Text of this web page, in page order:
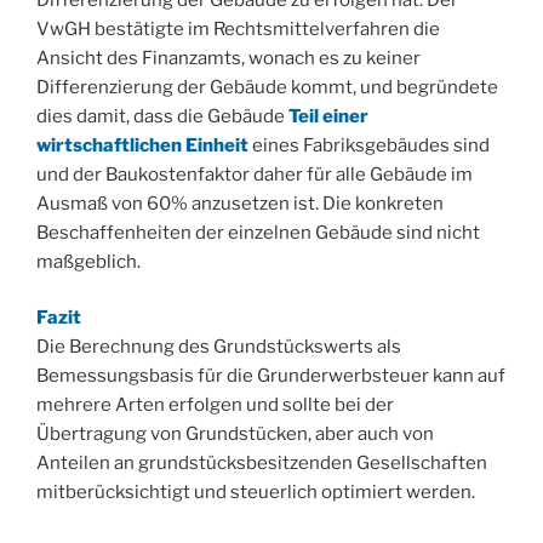
VwGH bestätigte im Rechtsmittelverfahren die
Ansicht des Finanzamts, wonach es zu keiner
Differenzierung der Gebäude kommt, und begründete
dies damit, dass die Gebäude Teil einer
wirtschaftlichen Einheiteines Fabriksgebäudes sind
und der Baukostenfaktor daher für alle Gebäude im
Ausmaß von 60% anzusetzen ist. Die konkreten
Beschaffenheiten der einzelnen Gebäude sind nicht
maßgeblich.
Fazit
Die Berechnung des Grundstückswerts als
Bemessungsbasis für die Grunderwerbsteuer kann auf
mehrere Arten erfolgen und sollte bei der
Übertragung von Grundstücken, aber auch von
Anteilen an grundstücksbesitzenden Gesellschaften
mitberücksichtigt und steuerlich optimiert werden.